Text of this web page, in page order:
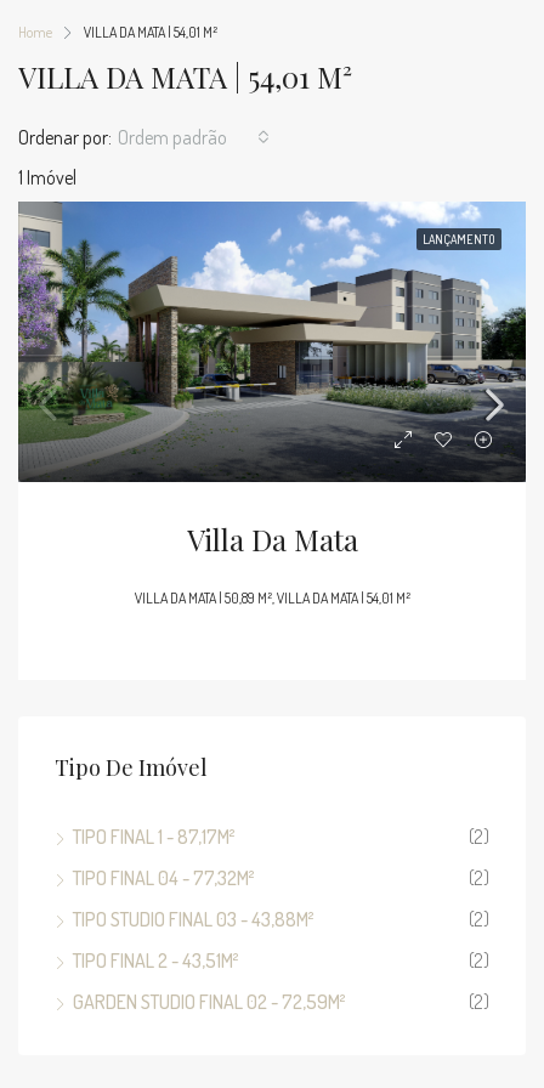
Home VILLA DA MATA | 54,01 M²
VILLA DA MATA | 54,01 M²
1 Imóvel
Ordenar por: Ordem padrão
LANÇAMENTO
Villa Da Mata
VILLA DA MATA | 50,89 M², VILLA DA MATA | 54,01 M²
Tipo De Imóvel
TIPO FINAL 1 - 87,17M²
(2)
TIPO FINAL 04 - 77,32M²
(2)
TIPO STUDIO FINAL 03 - 43,88M²
(2)
TIPO FINAL 2 - 43,51M²
(2)
GARDEN STUDIO FINAL 02 - 72,59M²
(2)